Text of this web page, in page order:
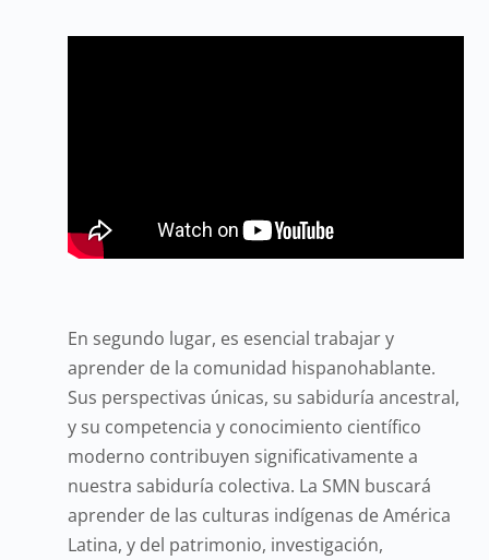
En segundo lugar, es esencial trabajar y
aprender de la comunidad hispanohablante.
Sus perspectivas únicas, su sabiduría ancestral,
y su competencia y conocimiento científico
moderno contribuyen significativamente a
nuestra sabiduría colectiva. La SMN buscará
aprender de las culturas indígenas de América
Latina, y del patrimonio, investigación,